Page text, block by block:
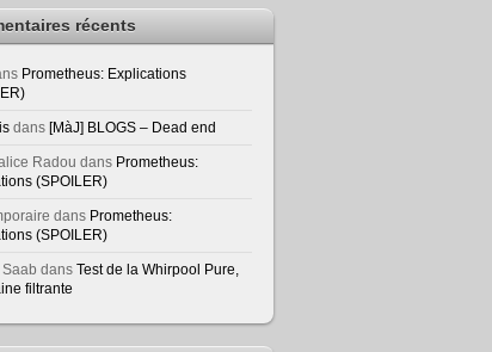
récents
Prometheus: Explications
dans [MàJ] BLOGS – Dead end
Radou dans Prometheus:
(SPOILER)
dans Prometheus:
(SPOILER)
dans Test de la Whirpool Pure,
filtrante